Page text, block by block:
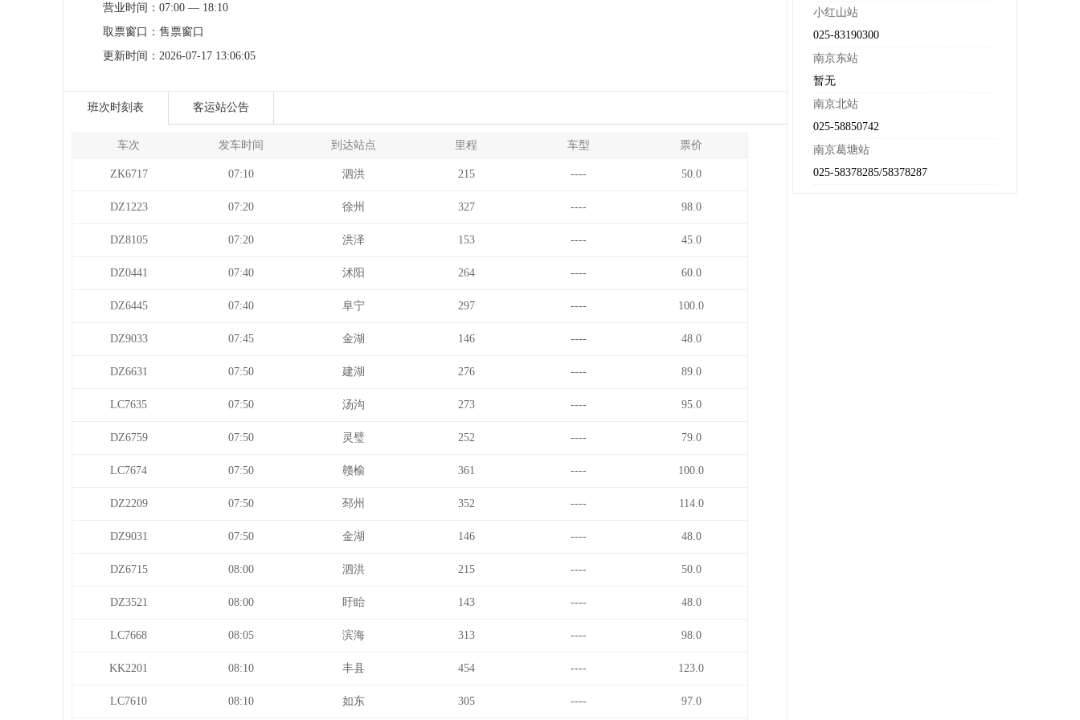
营业时间： 07:00 — 18:10
取票窗口： 售票窗口
更新时间： 2026-07-17 13:06:05
班次时刻表 客运站公告
车次 发车时间 到达站点 里程 车型 票价
ZK6717 07:10 泗洪 215 ---- 50.0
DZ1223 07:20 徐州 327 ---- 98.0
DZ8105 07:20 洪泽 153 ---- 45.0
DZ0441 07:40 沭阳 264 ---- 60.0
DZ6445 07:40 阜宁 297 ---- 100.0
DZ9033 07:45 金湖 146 ---- 48.0
DZ6631 07:50 建湖 276 ---- 89.0
LC7635 07:50 汤沟 273 ---- 95.0
DZ6759 07:50 灵璧 252 ---- 79.0
LC7674 07:50 赣榆 361 ---- 100.0
DZ2209 07:50 邳州 352 ---- 114.0
DZ9031 07:50 金湖 146 ---- 48.0
DZ6715 08:00 泗洪 215 ---- 50.0
DZ3521 08:00 盱眙 143 ---- 48.0
LC7668 08:05 滨海 313 ---- 98.0
KK2201 08:10 丰县 454 ---- 123.0
LC7610 08:10 如东 305 ---- 97.0
小红山站
025-83190300
南京东站
暂无
南京北站
025-58850742
南京葛塘站
025-58378285/58378287